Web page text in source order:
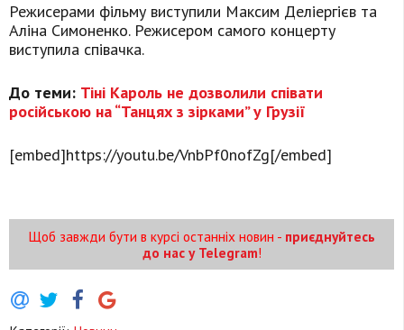
Режисерами фільму виступили Максим Деліергієв та
Аліна Симоненко. Режисером самого концерту
виступила співачка.
До теми: Тіні Кароль не дозволили співати
російською на “Танцях з зірками” у Грузії
[embed]https://youtu.be/VnbPf0nofZg[/embed]
Щоб завжди бути в курсі останніх новин - приєднуйтесь
до нас у Telegram!